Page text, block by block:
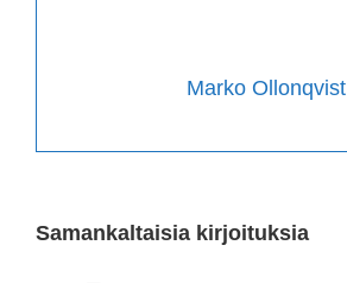
Marko Ollonqvist
Samankaltaisia kirjoituksia